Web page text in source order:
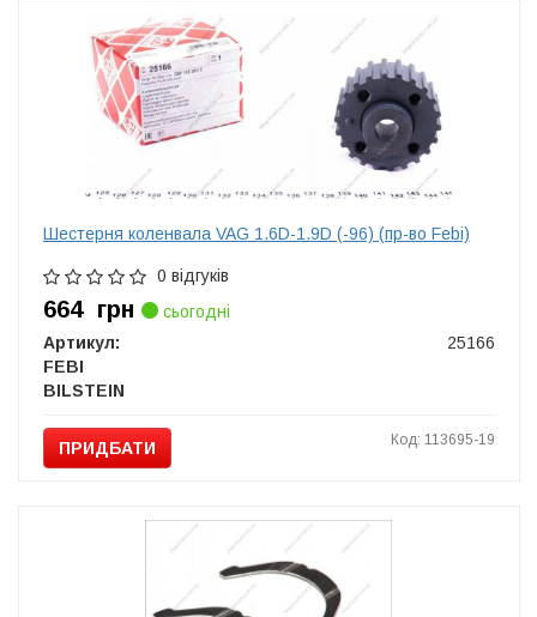
Шестерня коленвала VAG 1.6D-1.9D (-96) (пр-во Febi)
0 відгуків
664 грн
сьогодні
Артикул:
25166
FEBI
BILSTEIN
ПРИДБАТИ Код: 113695-19